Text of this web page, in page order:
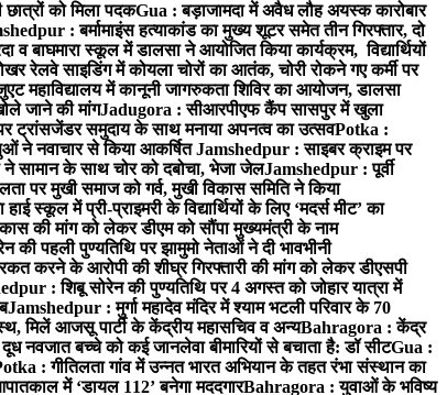
छात्रों को मिला पदकGua : बड़ाजामदा में अवैध लौह अयस्क कारोबार
: बर्मामाइंस हत्याकांड का मुख्य शूटर समेत तीन गिरफ्तार, दो
व बाघमारा स्कूल में डालसा ने आयोजित किया कार्यक्रम, विद्यार्थियों
रेलवे साइडिंग में कोयला चोरों का आतंक, चोरी रोकने गए कर्मी पर
महाविद्यालय में कानूनी जागरुकता शिविर का आयोजन, डालसा
जाने की मांगJadugora : सीआरपीएफ कैंप सासपुर में खुला
समुदाय के साथ मनाया अपनत्व का उत्सवPotka :
ने नवाचार से किया आकर्षितJamshedpur : साइबर क्राइम पर
सामान के साथ चोर को दबोचा, भेजा जेलJamshedpur : पूर्वी
पर मुखी समाज को गर्व, मुखी विकास समिति ने किया
स्कूल में प्री-प्राइमरी के विद्यार्थियों के लिए ‘मदर्स मीट’ का
की मांग को लेकर डीएम को सौंपा मुख्यमंत्री के नाम
की पहली पुण्यतिथि पर झामुमो नेताओं ने दी भावभीनी
करने के आरोपी की शीघ्र गिरफ्तारी की मांग को लेकर डीएसपी
: शिबू सोरेन की पुण्यतिथि पर 4 अगस्त को जोहार यात्रा में
Jamshedpur : मुर्गा महादेव मंदिर में श्याम भटली परिवार के 70
मिलें आजसू पार्टी के केंद्रीय महासचिव व अन्यBahragora : केंद्र
नवजात बच्चे को कई जानलेवा बीमारियों से बचाता है: डॉ सीटGua :
: गीतिलता गांव में उन्नत भारत अभियान के तहत रंभा संस्थान का
में ‘डायल 112’ बनेगा मददगारBahragora : युवाओं के भविष्य